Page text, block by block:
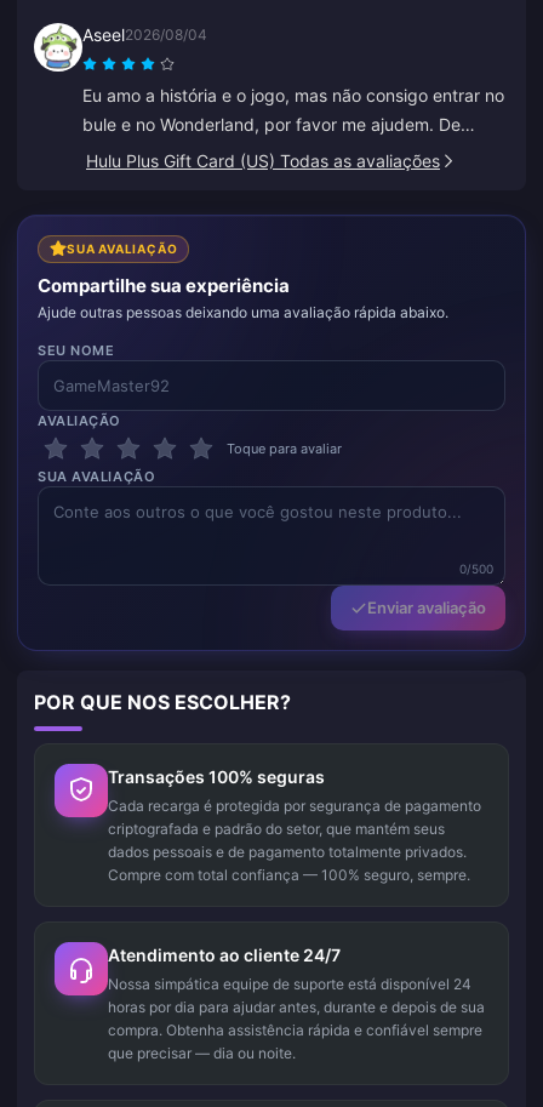
Aseel2026/08/04
Eu amo a história e o jogo, mas não consigo entrar no
bule e no Wonderland, por favor me ajudem. De
resto, tudo é ótimo.
Hulu Plus Gift Card (US) Todas as avaliações
SUA AVALIAÇÃO
Compartilhe sua experiência
Ajude outras pessoas deixando uma avaliação rápida abaixo.
SEU NOME
AVALIAÇÃO
Toque para avaliar
SUA AVALIAÇÃO
0/500
Enviar avaliação
POR QUE NOS ESCOLHER?
Transações 100% seguras
Cada recarga é protegida por segurança de pagamento
criptografada e padrão do setor, que mantém seus
dados pessoais e de pagamento totalmente privados.
Compre com total confiança — 100% seguro, sempre.
Atendimento ao cliente 24/7
Nossa simpática equipe de suporte está disponível 24
horas por dia para ajudar antes, durante e depois de sua
compra. Obtenha assistência rápida e confiável sempre
que precisar — dia ou noite.